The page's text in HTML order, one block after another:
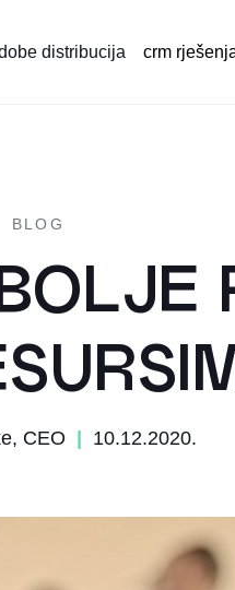
distribucija crm
BLOG
CEO 10.12.2020.